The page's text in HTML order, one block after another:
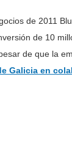
de 2011
de 10
de que la
Galicia en